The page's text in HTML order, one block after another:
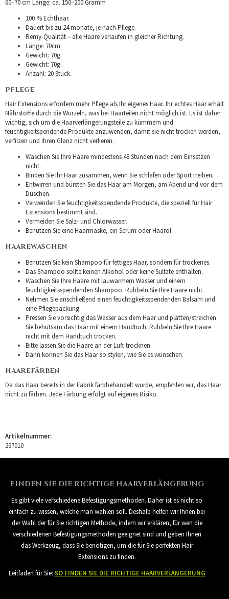
60–70 cm Länge: ca. 150–200 Gramm
100 % Echthaar.
Dauert bis zu 24 monate, je nach Pflege.
Remy-Qualität – alle Haare verlaufen in gleicher Richtung.
Länge: 70cm.
Gewicht: 70g.
Gewicht: 70g.
Anzahl: 20 Stück.
PFLEGE
Hair Extensions erfordern mehr Pflege als Ihr eigenes Haar. Ihr echtes Haar erhält
Nährstoffe durch die Wurzeln, was bei Haarteilen nicht möglich ist. Es ist daher
wichtig, sich um die Haarverlängerungsteile zu kümmern und
feuchtigkeitspendende Produkte anzuwenden, damit sie nicht trocken werden,
verfilzen und ihren Glanz nicht verlieren.
Waschen Sie Ihre Haare mindestens 48 Stunden nach dem Einsetzen
nicht.
Binden Sie Ihr Haar zusammen, wenn Sie schlafen oder Sport treiben.
Entwirren und bürsten Sie das Haar am Morgen, am Abend und vor dem
Duschen.
Verwenden Sie feuchtigkeitsspendende Produkte, die speziell für Hair
Extensions bestimmt sind.
Vermeiden Sie Salz- und Chlorwasser.
Benutzen Sie eine Haarmaske, ein Serum oder Haaröl.
HAAREWASCHEN
Benutzen Sie kein Shampoo für fettiges Haar, sondern für trockenes.
Das Shampoo sollte keinen Alkohol oder keine Sulfate enthalten.
Waschen Sie Ihre Haare mit lauwarmem Wasser und einem
feuchtigkeitsspendenden Shampoo. Rubbeln Sie Ihre Haare nicht.
Nehmen Sie anschließend einen feuchtigkeitsspendenden Balsam und
eine Pflegepackung.
Pressen Sie vorsichtig das Wasser aus dem Haar und plätten/streichen
Sie behutsam das Haar mit einem Handtuch. Rubbeln Sie Ihre Haare
nicht mit dem Handtuch trocken.
Bitte lassen Sie die Haare an der Luft trocknen.
Dann können Sie das Haar so stylen, wie Sie es wünschen.
HAAREFÄRBEN
Da das Haar bereits in der Fabrik farbbehandelt wurde, empfehlen wir, das Haar
nicht zu färben. Jede Färbung erfolgt auf eigenes Risiko.
Artikelnummer:
267010
FINDEN SIE DIE RICHTIGE HAARVERLÄNGERUNG
Es gibt viele verschiedene Befestigungsmethoden. Daher ist es nicht so
einfach zu wissen, welche man wählen soll. Deshalb helfen wir Ihnen bei
der Wahl der für Sie richtigen Methode, indem wir erklären, für wen die
verschiedenen Befestigungsmethoden geeignet sind und geben Ihnen
das Werkzeug, dass Sie benötigen, um die für Sie perfekten Hair
Extensions zu finden.
Leitfaden für Sie: SO FINDEN SIE DIE RICHTIGE HAARVERLÄNGERUNG